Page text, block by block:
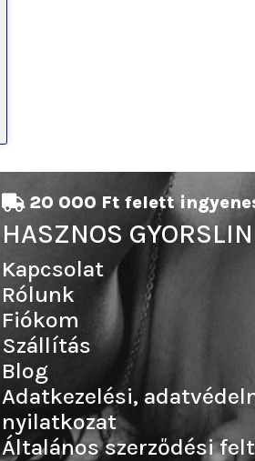
20 000 Ft felett
HASZNOS
Kapcsolat
Rólunk
Fiókom
Szállítás
Blog
Adatkezelési,
nyilatkozat
Általános szerződési